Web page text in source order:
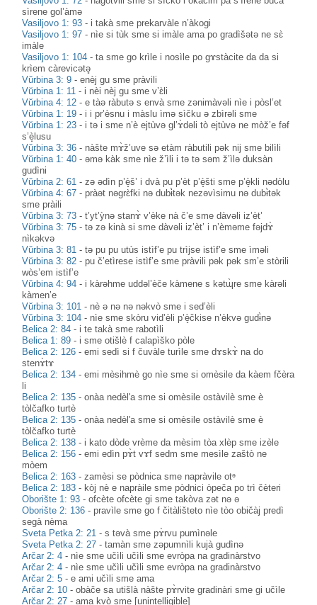
sìrene gol’àmə
Vasiljovo 1: 93 - i takà sme prekarvàle n’àkogi
Vasiljovo 1: 97 - nìe si tùk sme si imàle ama po gradìšətə ne sɛ̀
imàle
Vasiljovo 1: 104 -ta sme go krìle i nosìle po gɤstàcite da da si
krìem càrevicətə̥
Vŭrbina 3: 9 -enèj gu sme pràvili
Vŭrbina 1: 11 - i nèi nèj gu sme v’ɛ̀li
Vŭrbina 4: 12 -e tàə ràbutə s envà sme zənimàvəli nìe i pòsl’et
Vŭrbina 1: 19 - i i pr’èsnu i màslu ìmə sìčku ə zbìrəli sme
Vŭrbina 1: 23 - i tə i sme n’è ejtùvə gl’ɤ̀dəli tò ejtùvə ne mòž’e fəf
s’è̝lusu
Vŭrbina 3: 36 - nàšte mɤ̀ž’uve sə etàm ràbutili pək nij sme bilìli
Vŭrbina 1: 40 -əmə kàk sme nìe ž’ìli i tə tə səm ž’ìlə duksàn
gudìni
Vŭrbina 2: 61 -zə ədìn p’è̝š’ i dvà pu p’èt p’è̝šti sme p’è̝kli nədòlu
Vŭrbina 4: 67 -pràət nəgrɛ̀fki nə dubɨ̀tək nezəvìsimu nə dubɨ̀tək
sme pràili
Vŭrbina 3: 73 -t’yt’ỳnə stanɤ̀ v’èke nà č’e sme dàvəli iz’èt’
Vŭrbina 3: 75 -tə zə kinà si sme dàvəli iz’èt’ i n’èməme fəjdɤ̀
nìkəkvə
Vŭrbina 3: 81 -tə pu pu utùs istìf’e pu trìjse istìf’e sme ìməli
Vŭrbina 3: 82 -pu č’etìrese istìf’e sme pràvili pək pək sm’e stòrili
wòs’em istìf’e
Vŭrbina 4: 94 - i kàrəhme uddəl’èče kàmene s kətɰ̀re sme kàrəli
kàmen’e
Vŭrbina 3: 101 - nè ə nə nə nəkvò sme i sed’èli
Vŭrbina 3: 104 - nìe sme skòru vid’èli p’è̝čkise n’èkvə gudɨ̀nə
Belica 2: 84 - i te takà sme rabotìli
Belica 1: 89 - i sme otišlè f calapìško pòle
Belica 2: 126 -emi sedì si f čuvàle turìle sme dɤskɤ̀ na do
stenɤ̀tɤ
Belica 2: 134 -emi mèsihmè go nìe sme si omèsile da kàem fčèra
li
Belica 2: 135 -onàa nedèl'a sme si omèsile ostàvilè sme è
tòlčafko turtè
Belica 2: 135 -onàa nedèl'a sme si omèsile ostàvilè sme è
tòlčafko turtè
Belica 2: 138 - i kato dòde vrème da mèsim tòa xlèp sme izèle
Belica 2: 156 -emi edìn pɤ̀t vɤf sedm sme mesìle zaštò ne
mòem
Belica 2: 163 -zamèsi se pòdnica sme napràvile otᵊ
Belica 2: 183 - kòj nè e napràile sme pòdnici òpeča po trì čèteri
Oborište 1: 93 -ofcète ofcète gi sme takòva zət nə ə
Oborište 2: 136 -pravìle sme go f čitàlišteto nìe tòo običàj predì
segà nèma
Sveta Petka 2: 21 -s tәvà sme pɤ̀rvu pumìnәle
Sveta Petka 2: 27 -tamàn sme zәpumnìli kujà gudìnә
Arčar 2: 4 - nìe sme učìli učìli sme evròpa na gradinàrstvo
Arčar 2: 4 - nìe sme učìli učìli sme evròpa na gradinàrstvo
Arčar 2: 5 -e ami učìli sme ama
Arčar 2: 10 -obàče sa utišlà nàšte pɤ̀rvite gradinàri sme gi učìle
Arčar 2: 27 -ama kvò sme [unintelligible]